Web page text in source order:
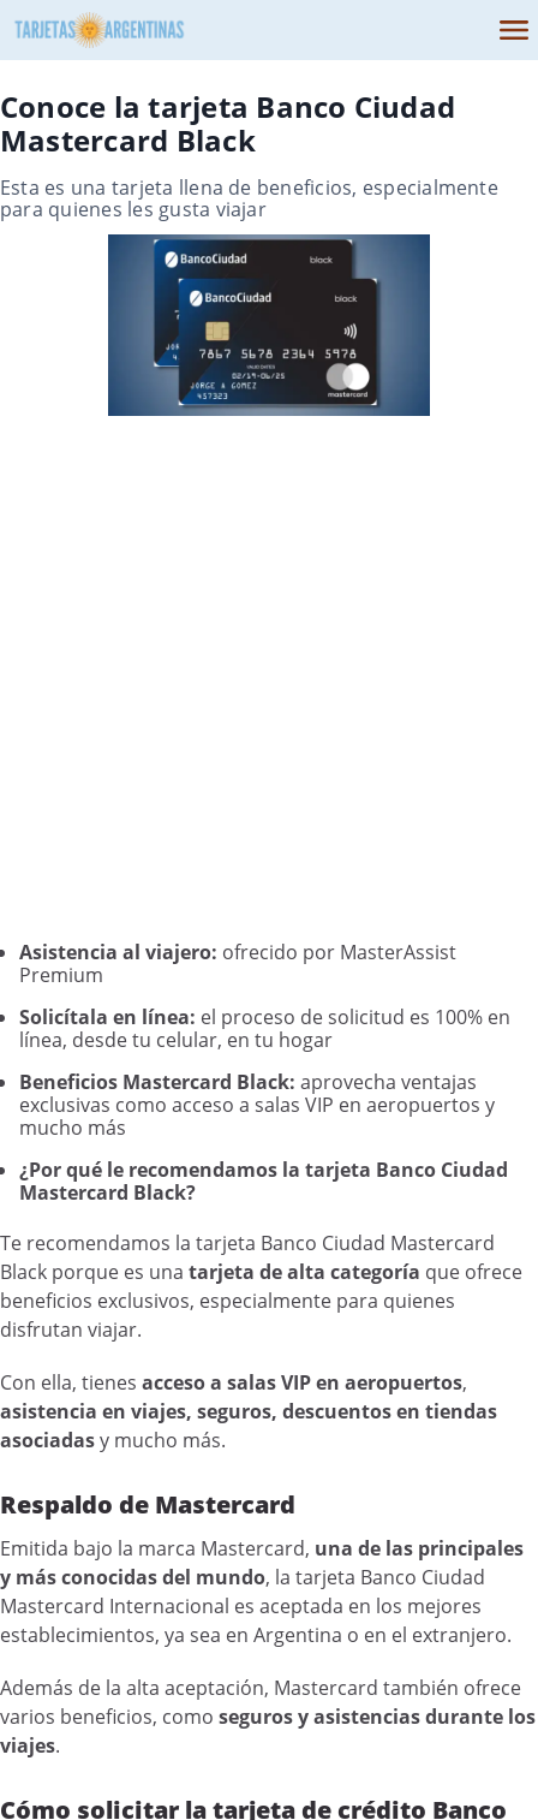
Conoce la tarjeta Banco Ciudad
Mastercard Black
Esta es una tarjeta llena de beneficios, especialmente
para quienes les gusta viajar
Asistencia al viajero: ofrecido por MasterAssist
Premium
Solicítala en línea: el proceso de solicitud es 100% en
línea, desde tu celular, en tu hogar
Beneficios Mastercard Black: aprovecha ventajas
exclusivas como acceso a salas VIP en aeropuertos y
mucho más
¿Por qué le recomendamos la tarjeta Banco Ciudad
Mastercard Black?
Te recomendamos la tarjeta Banco Ciudad Mastercard
Black porque es una tarjeta de alta categoría que ofrece
beneficios exclusivos, especialmente para quienes
disfrutan viajar.
Con ella, tienes acceso a salas VIP en aeropuertos,
asistencia en viajes, seguros, descuentos en tiendas
asociadasy mucho más.
Respaldo de Mastercard
Emitida bajo la marca Mastercard, una de las principales
y más conocidas del mundo, la tarjeta Banco Ciudad
Mastercard Internacional es aceptada en los mejores
establecimientos, ya sea en Argentina o en el extranjero.
Además de la alta aceptación, Mastercard también ofrece
varios beneficios, como seguros y asistencias durante los
viajes.
Cómo solicitar la tarjeta de crédito Banco